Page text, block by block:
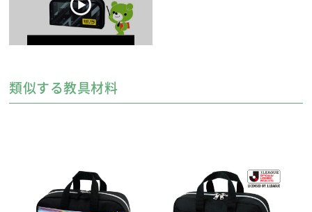
ニードルボックス
※針を使うときは、針プレートの中央に指をかけゆっくり手前に引き起
こしてください。
（まち針10本/マジック針1本/長針2本/中針1本/短針2本/ししゅう針1
類似する教具材料